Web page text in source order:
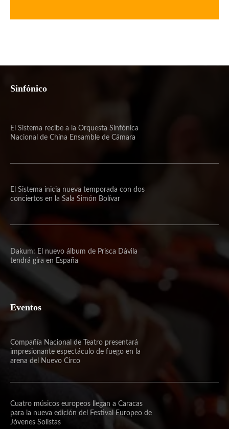
Sinfónico
El Sistema recibe a la Orquesta Sinfónica
Nacional de China Ensamble de Cámara
El Sistema inicia nueva temporada con dos
conciertos en la Sala Simón Bolívar
Dakum: El nuevo álbum de Prisca Dávila
tendrá gira en España
Eventos
Compañía Nacional de Teatro presentará
impresionante espectáculo de fuego en la
arena del Nuevo Circo
Cuatro músicos europeos llegan a Caracas
para la nueva edición del Festival Europeo de
Jóvenes Solistas